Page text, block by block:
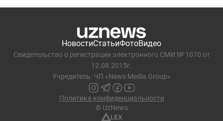
НовостиСтатьиФотоВидео
Свидетельство о регистрации электронного СМИ № 1070 от
12.08.2015г.
Учредитель: ЧП «News Media Group»
Политика конфиденциальности
© UzNews